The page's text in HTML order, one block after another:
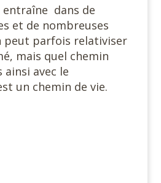
entraîne dans de
et de nombreuses
peut parfois relativiser
mais quel chemin
avec le
un chemin de vie.